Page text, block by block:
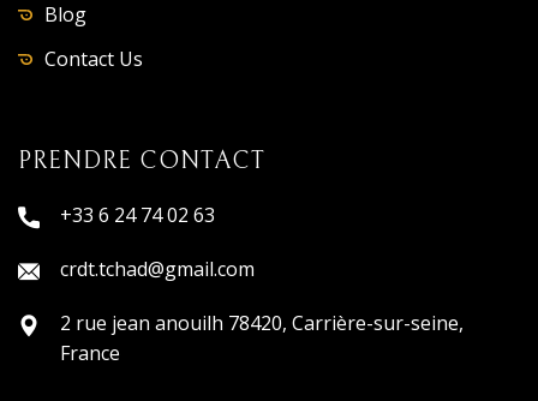
Blog
Contact Us
PRENDRE CONTACT
+33 6 24 74 02 63
crdt.tchad@gmail.com
2 rue jean anouilh 78420, Carrière-sur-seine,
France